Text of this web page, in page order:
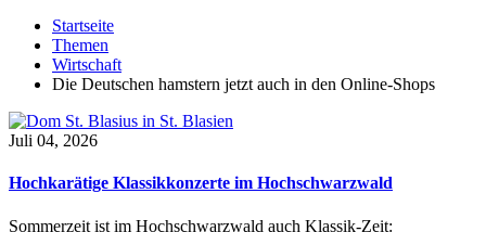
Startseite
Themen
Wirtschaft
Die Deutschen hamstern jetzt auch in den Online-Shops
Juli 04, 2026
Hochkarätige Klassikkonzerte im Hochschwarzwald
Sommerzeit ist im Hochschwarzwald auch Klassik-Zeit: